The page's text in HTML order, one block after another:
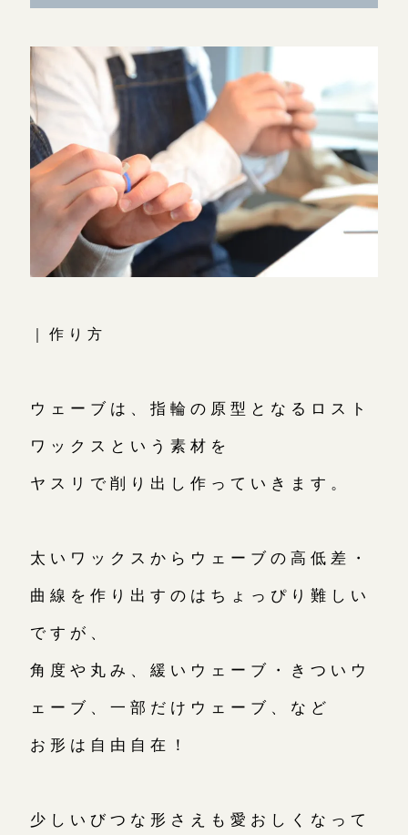
｜作り方
ウェーブは、指輪の原型となるロスト
ワックスという素材を
ヤスリで削り出し作っていきます。
太いワックスからウェーブの高低差・
曲線を作り出すのはちょっぴり難しい
ですが、
角度や丸み、緩いウェーブ・きついウ
ェーブ、一部だけウェーブ、など
お形は自由自在！
少しいびつな形さえも愛おしくなって